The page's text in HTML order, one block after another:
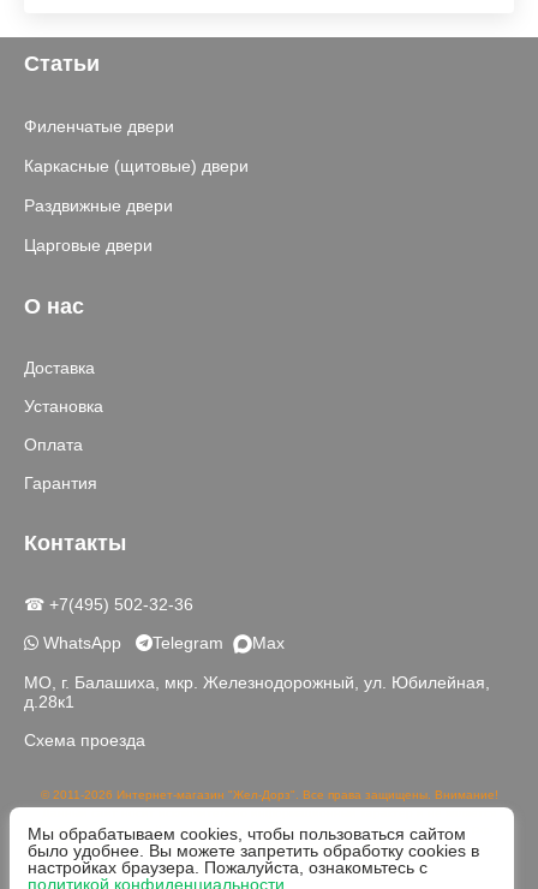
Статьи
Филенчатые двери
Каркасные (щитовые) двери
Раздвижные двери
Царговые двери
О нас
Доставка
Установка
Оплата
Гарантия
Контакты
☎ +7(495) 502-32-36
WhatsApp
Telegram Max
МО, г. Балашиха, мкр. Железнодорожный, ул. Юбилейная,
д.28к1
Схема проезда
© 2011-2026 Интернет-магазин "Жел-Дорз". Все права защищены. Внимание!
публичной офертой, определяемой положениями части 2 статьи 437 ГК РФ.
Реальный цвет товаров может отличаться от изображений на сайте в связи с
различной цветопередачей устройств для просмотра.
Мы обрабатываем cookies, чтобы пользоваться сайтом
было удобнее. Вы можете запретить обработку cookies в
настройках браузера. Пожалуйста, ознакомьтесь с
политикой конфиденциальности